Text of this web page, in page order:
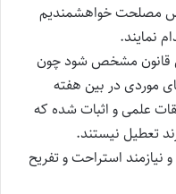
مصلحت خواهشمندیم
نمایند.
قانون مشخص شود چون
موردی در بین هفته
علمی و اثبات شده که
تعطیل نیستند.
نیازمند استراحت و تفریح